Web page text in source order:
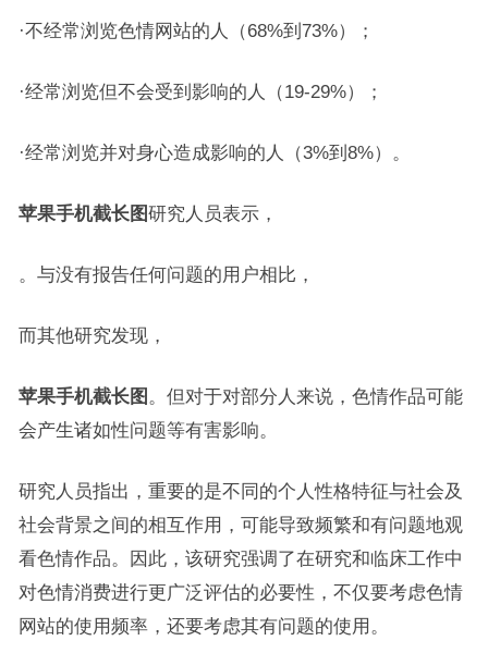
·不经常浏览色情网站的人（68%到73%）；
·经常浏览但不会受到影响的人（19-29%）；
·经常浏览并对身心造成影响的人（3%到8%）。
苹果手机截长图研究人员表示，
。与没有报告任何问题的用户相比，
而其他研究发现，
苹果手机截长图 。但对于对部分人来说，色情作品可能
会产生诸如性问题等有害影响。
研究人员指出，重要的是不同的个人性格特征与社会及
社会背景之间的相互作用，可能导致频繁和有问题地观
看色情作品。因此，该研究强调了在研究和临床工作中
对色情消费进行更广泛评估的必要性，不仅要考虑色情
网站的使用频率，还要考虑其有问题的使用。